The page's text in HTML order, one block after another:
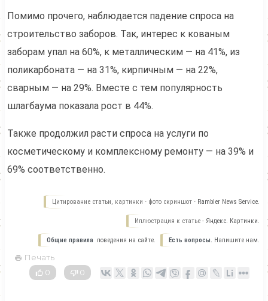
Помимо прочего, наблюдается падение спроса на
строительство заборов. Так, интерес к кованым
заборам упал на 60%, к металлическим — на 41%, из
поликарбоната — на 31%, кирпичным — на 22%,
сварным — на 29%. Вместе с тем популярность
шлагбаума показала рост в 44%.
Также продолжил расти спроса на услуги по
косметическому и комплексному ремонту — на 39% и
69% соответственно.
Цитирование статьи, картинки - фото скриншот - Rambler News Service.
Иллюстрация к статье - Яндекс. Картинки.
Есть вопросы. Напишите нам.
Общие правила поведения на сайте.
Печать
0
0